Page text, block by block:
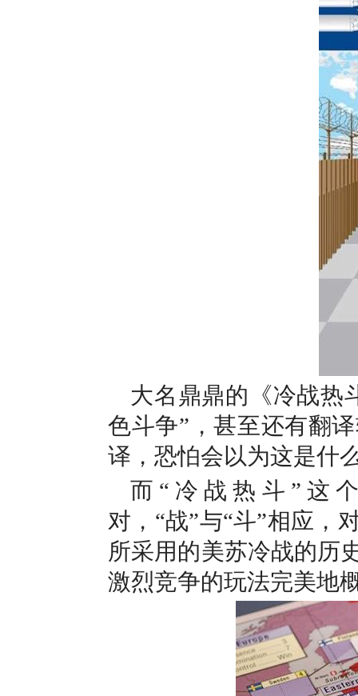
大名鼎鼎的 《冷战热
色斗争”，甚至还有翻
译，恐怕会以为这是什
而“冷战热斗”这
对，“战”与“斗”相应，
所采用的美苏冷战的历
激烈竞争的玩法完美地